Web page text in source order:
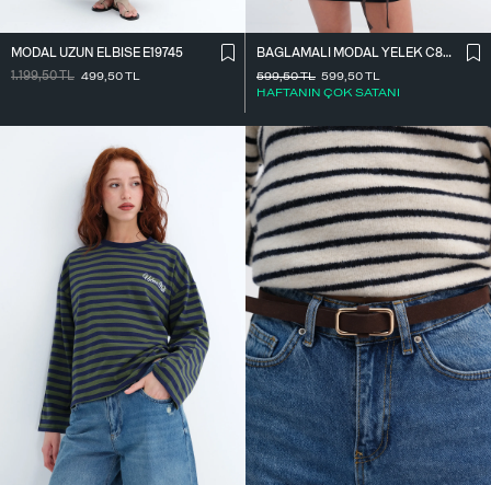
MODAL UZUN ELBISE E19745
1.199,50TL 499,50TL
BAĞLAMALI MODAL YELEK C8021
599,50TL
HAFTANIN ÇOK SATANI
599,50TL